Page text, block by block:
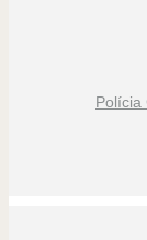
Polícia